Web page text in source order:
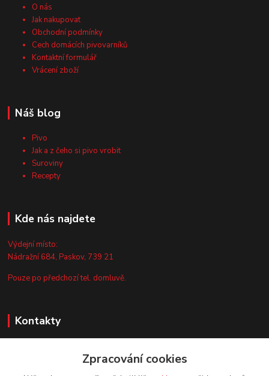
O nás
Jak nakupovat
Obchodní podmínky
Cech domácích pivovarníků
Kontaktní formulář
Vrácení zboží
Náš blog
Pivo
Jak a z čeho si pivo vrobit
Suroviny
Recepty
Kde nás najdete
Výdejní místo:
Nádražní 684, Paskov, 739 21
Pouze po předchozí tel. domluvě.
Kontakty
+420 735 044 675Zpracování cookies